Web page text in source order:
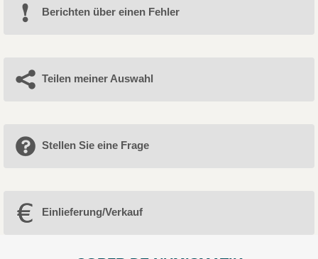
Berichten über einen Fehler
Teilen meiner Auswahl
Stellen Sie eine Frage
Einlieferung/Verkauf